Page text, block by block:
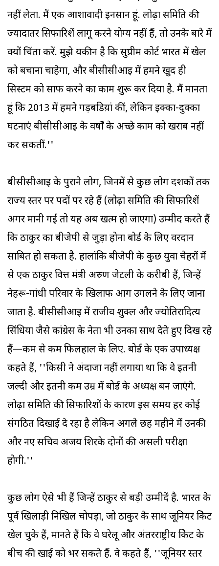
नहीं लेता. मैं एक आशावादी इनसान हूं. लोढ़ा समिति की
ज्यादातर सिफारिशें लागू करने योग्य नहीं हैं, तो उनके बारे में
क्यों चिंता करें. मुझे यकीन है कि सुप्रीम कोर्ट भारत में खेल
को बचाना चाहेगा, और बीसीसीआइ में हमने खुद ही
सिस्टम को साफ करने का काम शुरू कर दिया है. मैं मानता
हूं कि 2013 में हमने गड़बडिय़ां कीं, लेकिन इक्का-दुक्का
घटनाएं बीसीसीआइ के वर्षों के अच्छे काम को खराब नहीं
कर सकतीं.''
बीसीसीआइ के पुराने लोग, जिनमें से कुछ लोग दशकों तक
राज्य स्तर पर पदों पर रहे हैं (लोढ़ा समिति की सिफारिशें
अगर मानी गईं तो यह अब खत्म हो जाएगा) उम्मीद करते हैं
कि ठाकुर का बीजेपी से जुड़ा होना बोर्ड के लिए वरदान
साबित हो सकता है. हालांकि बीजेपी के कुछ युवा चेहरों में
से एक ठाकुर वित्त मंत्री अरुण जेटली के करीबी हैं, जिन्हें
नेहरू-गांधी परिवार के खिलाफ आग उगलने के लिए जाना
जाता है. बीसीसीआइ में राजीव शुक्ल और ज्योतिरादित्य
सिंधिया जैसे कांग्रेस के नेता भी उनका साथ देते हुए दिख रहे
हैं—कम से कम फिलहाल के लिए. बोर्ड के एक उपाध्यक्ष
कहते हैं, ''किसी ने अंदाजा नहीं लगाया था कि वे इतनी
जल्दी और इतनी कम उम्र में बोर्ड के अध्यक्ष बन जाएंगे.
लोढ़ा समिति की सिफारिशों के कारण इस समय हर कोई
संगठित दिखाई दे रहा है लेकिन अगले छह महीने में उनकी
और नए सचिव अजय शिरके दोनों की असली परीक्षा
होगी.''
कुछ लोग ऐसे भी हैं जिन्हें ठाकुर से बड़ी उम्मीदें है. भारत के
पूर्व खिलाड़ी निखिल चोपड़ा, जो ठाकुर के साथ जूनियर क्रिकेट
खेल चुके हैं, मानते हैं कि वे घरेलू और अंतरराष्ट्रीय क्रिकेट के
बीच की खाई को भर सकते हैं. वे कहते हैं, ''जूनियर स्तर